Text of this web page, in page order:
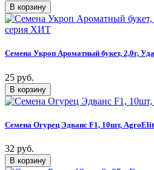
Семена Укроп Ароматный букет, 2,0г,
25 руб.
Семена Огурец Эдванс F1, 10шт,
32 руб.